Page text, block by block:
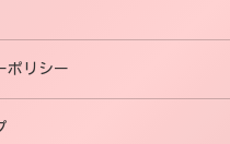
ポリシー